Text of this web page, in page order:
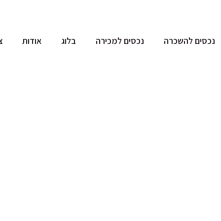
נכסים להשכרה נכסים למכירה בלוג אודות